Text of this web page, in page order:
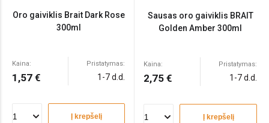
Oro gaiviklis Brait Dark Rose
300ml
Kaina:
1,57 €
Pristatymas:
1-7 d.d.
Į krepšelį
Sausas oro gaiviklis BRAIT
Golden Amber 300ml
Kaina:
2,75 €
Pristatymas:
1-7 d.d.
Į krepšelį